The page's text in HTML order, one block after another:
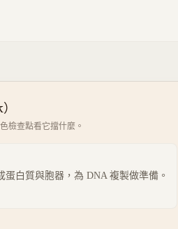
檢查點看它擋什麼。
蛋白質與胞器，為 DNA 複製做準備。